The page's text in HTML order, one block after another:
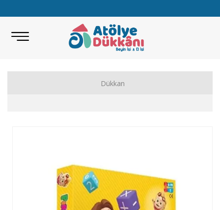
Dükkan
Eğitici Oyunlar
Bilimsel Setler